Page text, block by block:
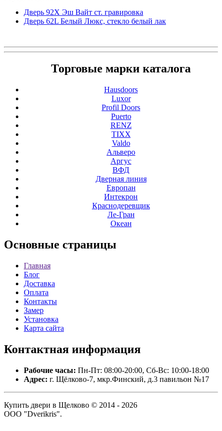
Дверь 92Х Эш Вайт ст. гравировка
Дверь 62L Белый Люкс, стекло белый лак
Торговые марки каталога
Hausdoors
Luxor
Profil Doors
Puerto
RENZ
TIXX
Valdo
Альверо
Аргус
ВФД
Дверная линия
Европан
Интекрон
Краснодеревщик
Ле-Гран
Океан
Основные страницы
Главная
Блог
Доставка
Оплата
Контакты
Замер
Установка
Карта сайта
Контактная информация
Рабочие часы: Пн-Пт: 08:00-20:00, Сб-Вс: 10:00-18:00
Адрес: г. Щёлково-7, мкр.Финский, д.3 павильон №17
Купить двери в Щелково © 2014 - 2026
ООО "Dverikris".